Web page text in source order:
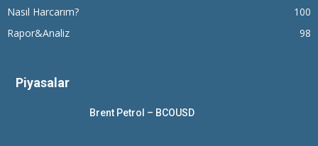
Nasıl Harcarım?
100
Rapor&Analiz
98
Piyasalar
Brent Petrol – BCOUSD